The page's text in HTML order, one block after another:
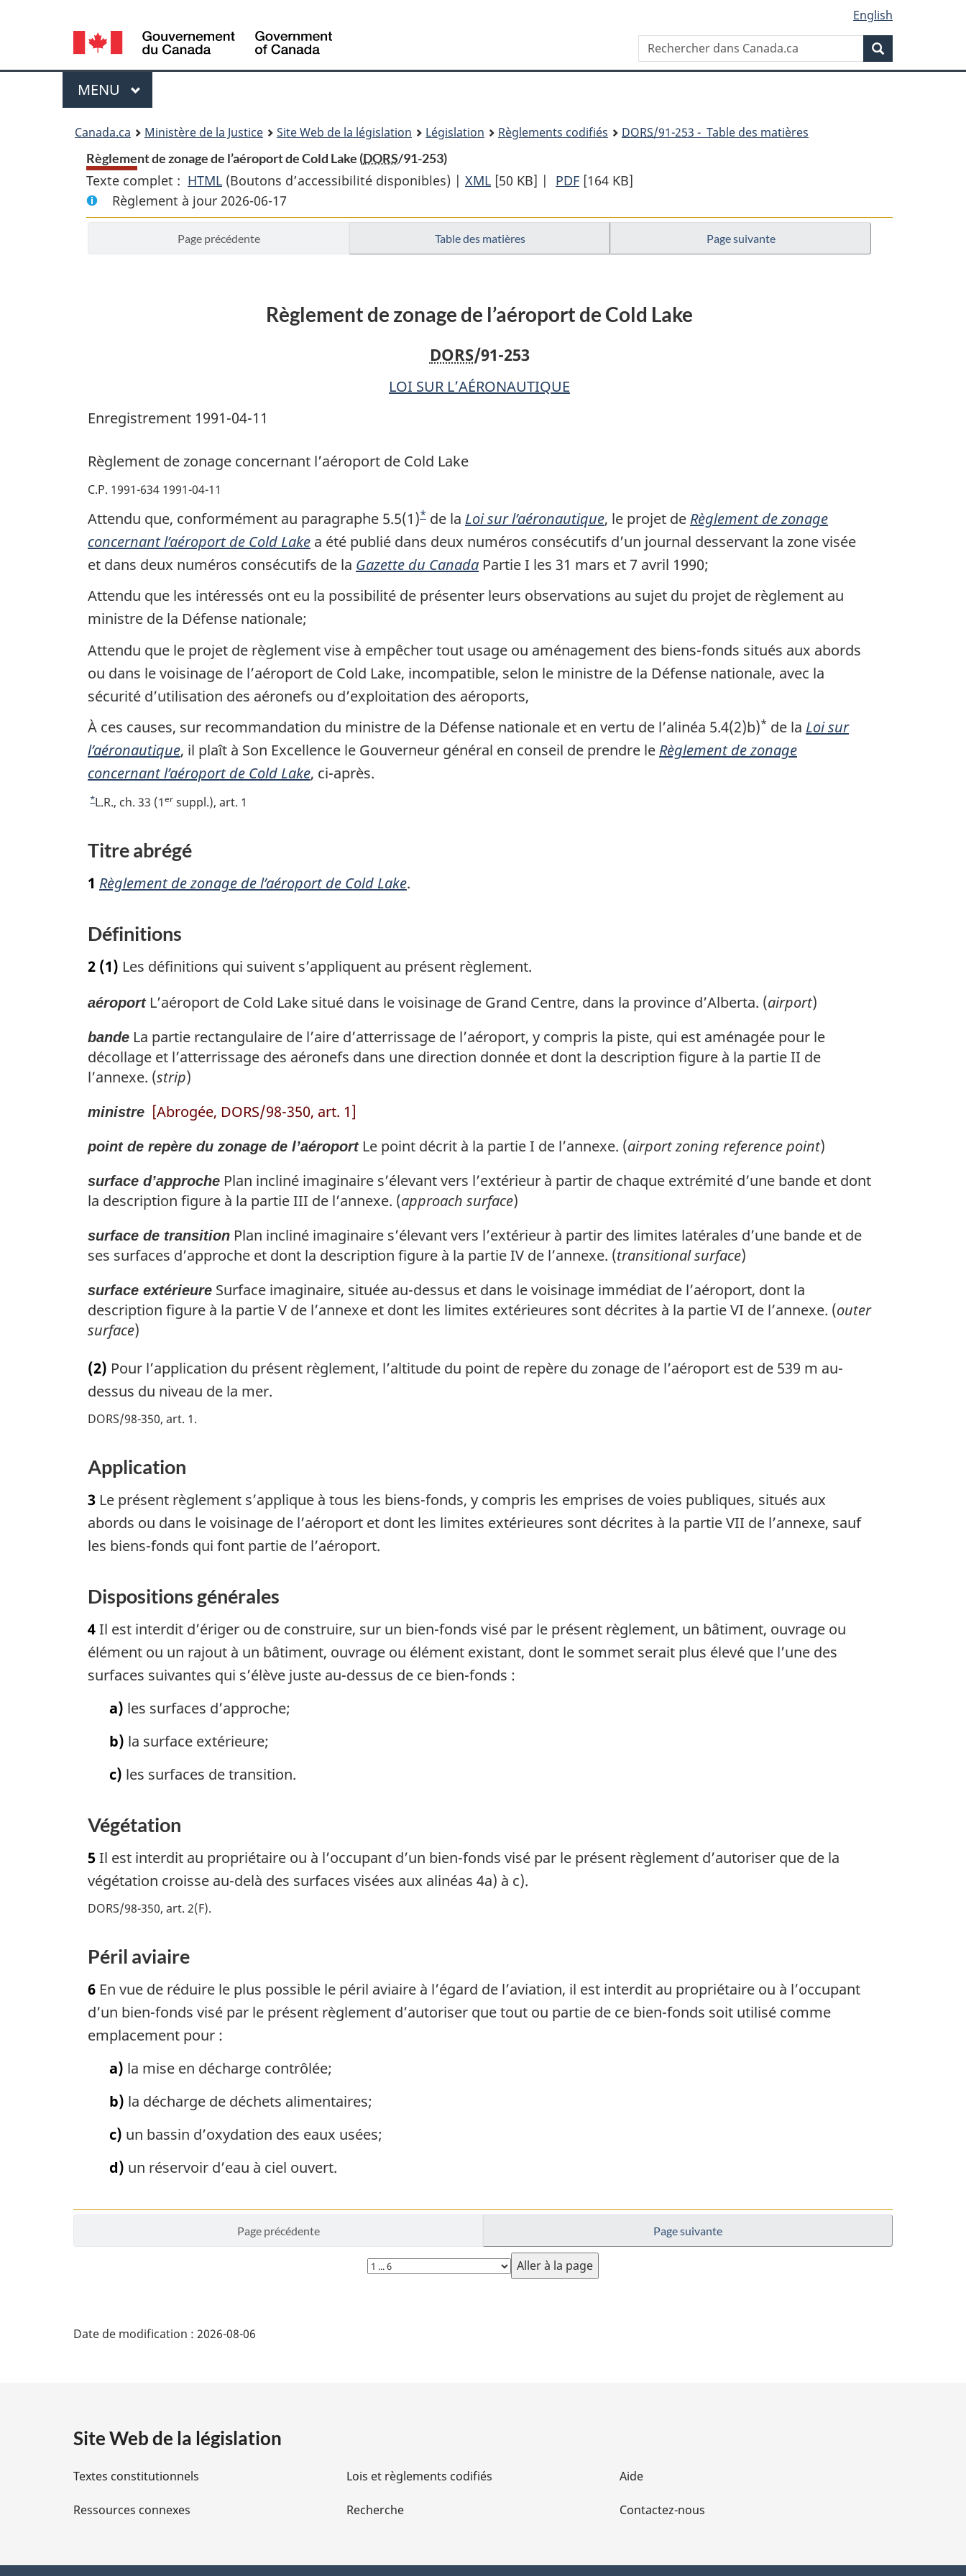
principal
À
site
version
Language
selection
English
Rechercher
dans
Canada.ca
Menu
MENU PRINCIPAL
Canada.ca Ministère de la Justice Site Web de la législation Législation Règlements codifiés DORS/91-253 - Table des matières
Règlement de zonage de l’aéroport de Cold Lake (DORS/91-253)
Texte complet : HTML Texte
complet
:
Règlement
l’aéroport
(Boutons d’accessibilité disponibles) | XML Texte
:
Règlement
l’aéroport
Cold
Lake
[50 KB] | PDF Texte
:
l’aéroport
[164 KB]
Règlement à jour 2026-06-17
Page précédente Table des matières Page suivante
Règlement de zonage de l’aéroport de Cold Lake
DORS/91-253
LOI SUR L’AÉRONAUTIQUE
Enregistrement 1991-04-11
Règlement de zonage concernant l’aéroport de Cold Lake
C.P. 1991-634 1991-04-11
Attendu que, conformément au paragraphe 5.5(1)N
o
t
d
b
a
s
d
e
* de la Loi sur l’aéronautique, le projet de Règlement de zonage
concernant l’aéroport de Cold Lake a été publié dans deux numéros consécutifs d’un journal desservant la zone visée
et dans deux numéros consécutifs de la Gazette du Canada Partie I les 31 mars et 7 avril 1990;
Attendu que les intéressés ont eu la possibilité de présenter leurs observations au sujet du projet de règlement au
ministre de la Défense nationale;
Attendu que le projet de règlement vise à empêcher tout usage ou aménagement des biens-fonds situés aux abords
ou dans le voisinage de l’aéroport de Cold Lake, incompatible, selon le ministre de la Défense nationale, avec la
sécurité d’utilisation des aéronefs ou d’exploitation des aéroports,
À ces causes, sur recommandation du ministre de la Défense nationale et en vertu de l’alinéa 5.4(2)b)* de la Loi sur
l’aéronautique, il plaît à Son Excellence le Gouverneur général en conseil de prendre le Règlement de zonage
concernant l’aéroport de Cold Lake, ci-après.
R
o
u
r
l
a
r
f
r
e
n
e
e
a
n
t
e
e
b
d
e
p
a
*L.R., ch. 33 (1er suppl.), art. 1
Titre abrégé
1 Règlement de zonage de l’aéroport de Cold Lake.
Définitions
2 (1) Les définitions qui suivent s’appliquent au présent règlement.
aéroportL’aéroport de Cold Lake situé dans le voisinage de Grand Centre, dans la province d’Alberta. (airport)
bande La partie rectangulaire de l’aire d’atterrissage de l’aéroport, y compris la piste, qui est aménagée pour le
décollage et l’atterrissage des aéronefs dans une direction donnée et dont la description figure à la partie II de
l’annexe. (strip)
ministre [Abrogée, DORS/98-350, art. 1]
point de repère du zonage de l’aéroportLe point décrit à la partie I de l’annexe. (airport zoning reference point)
surface d’approche Plan incliné imaginaire s’élevant vers l’extérieur à partir de chaque extrémité d’une bande et dont
la description figure à la partie III de l’annexe. (approach surface)
surface de transition Plan incliné imaginaire s’élevant vers l’extérieur à partir des limites latérales d’une bande et de
ses surfaces d’approche et dont la description figure à la partie IV de l’annexe. (transitional surface)
surface extérieure Surface imaginaire, située au-dessus et dans le voisinage immédiat de l’aéroport, dont la
description figure à la partie V de l’annexe et dont les limites extérieures sont décrites à la partie VI de l’annexe. (outer
surface)
(2) Pour l’application du présent règlement, l’altitude du point de repère du zonage de l’aéroport est de 539 m au-
dessus du niveau de la mer.
DORS/98-350, art. 1
Application
3 Le présent règlement s’applique à tous les biens-fonds, y compris les emprises de voies publiques, situés aux
abords ou dans le voisinage de l’aéroport et dont les limites extérieures sont décrites à la partie VII de l’annexe, sauf
les biens-fonds qui font partie de l’aéroport.
Dispositions générales
4Il est interdit d’ériger ou de construire, sur un bien-fonds visé par le présent règlement, un bâtiment, ouvrage ou
élément ou un rajout à un bâtiment, ouvrage ou élément existant, dont le sommet serait plus élevé que l’une des
surfaces suivantes qui s’élève juste au-dessus de ce bien-fonds :
a) les surfaces d’approche;
b) la surface extérieure;
c) les surfaces de transition.
Végétation
5Il est interdit au propriétaire ou à l’occupant d’un bien-fonds visé par le présent règlement d’autoriser que de la
végétation croisse au-delà des surfaces visées aux alinéas 4a) à c).
DORS/98-350, art. 2(F)
Péril aviaire
6 En vue de réduire le plus possible le péril aviaire à l’égard de l’aviation, il est interdit au propriétaire ou à l’occupant
d’un bien-fonds visé par le présent règlement d’autoriser que tout ou partie de ce bien-fonds soit utilisé comme
emplacement pour :
a) la mise en décharge contrôlée;
b) la décharge de déchets alimentaires;
c) un bassin d’oxydation des eaux usées;
d) un réservoir d’eau à ciel ouvert.
Page précédente Page suivante
Choisissez
la
i
l
s
Date de modification : 2026-08-06
Site Web de la législation
Textes constitutionnels
Ressources connexes
Lois et règlements codifiés
Recherche
Aide
Contactez-nous